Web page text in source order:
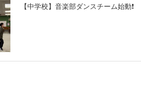
【中学校】音楽部ダンスチーム始動❗️